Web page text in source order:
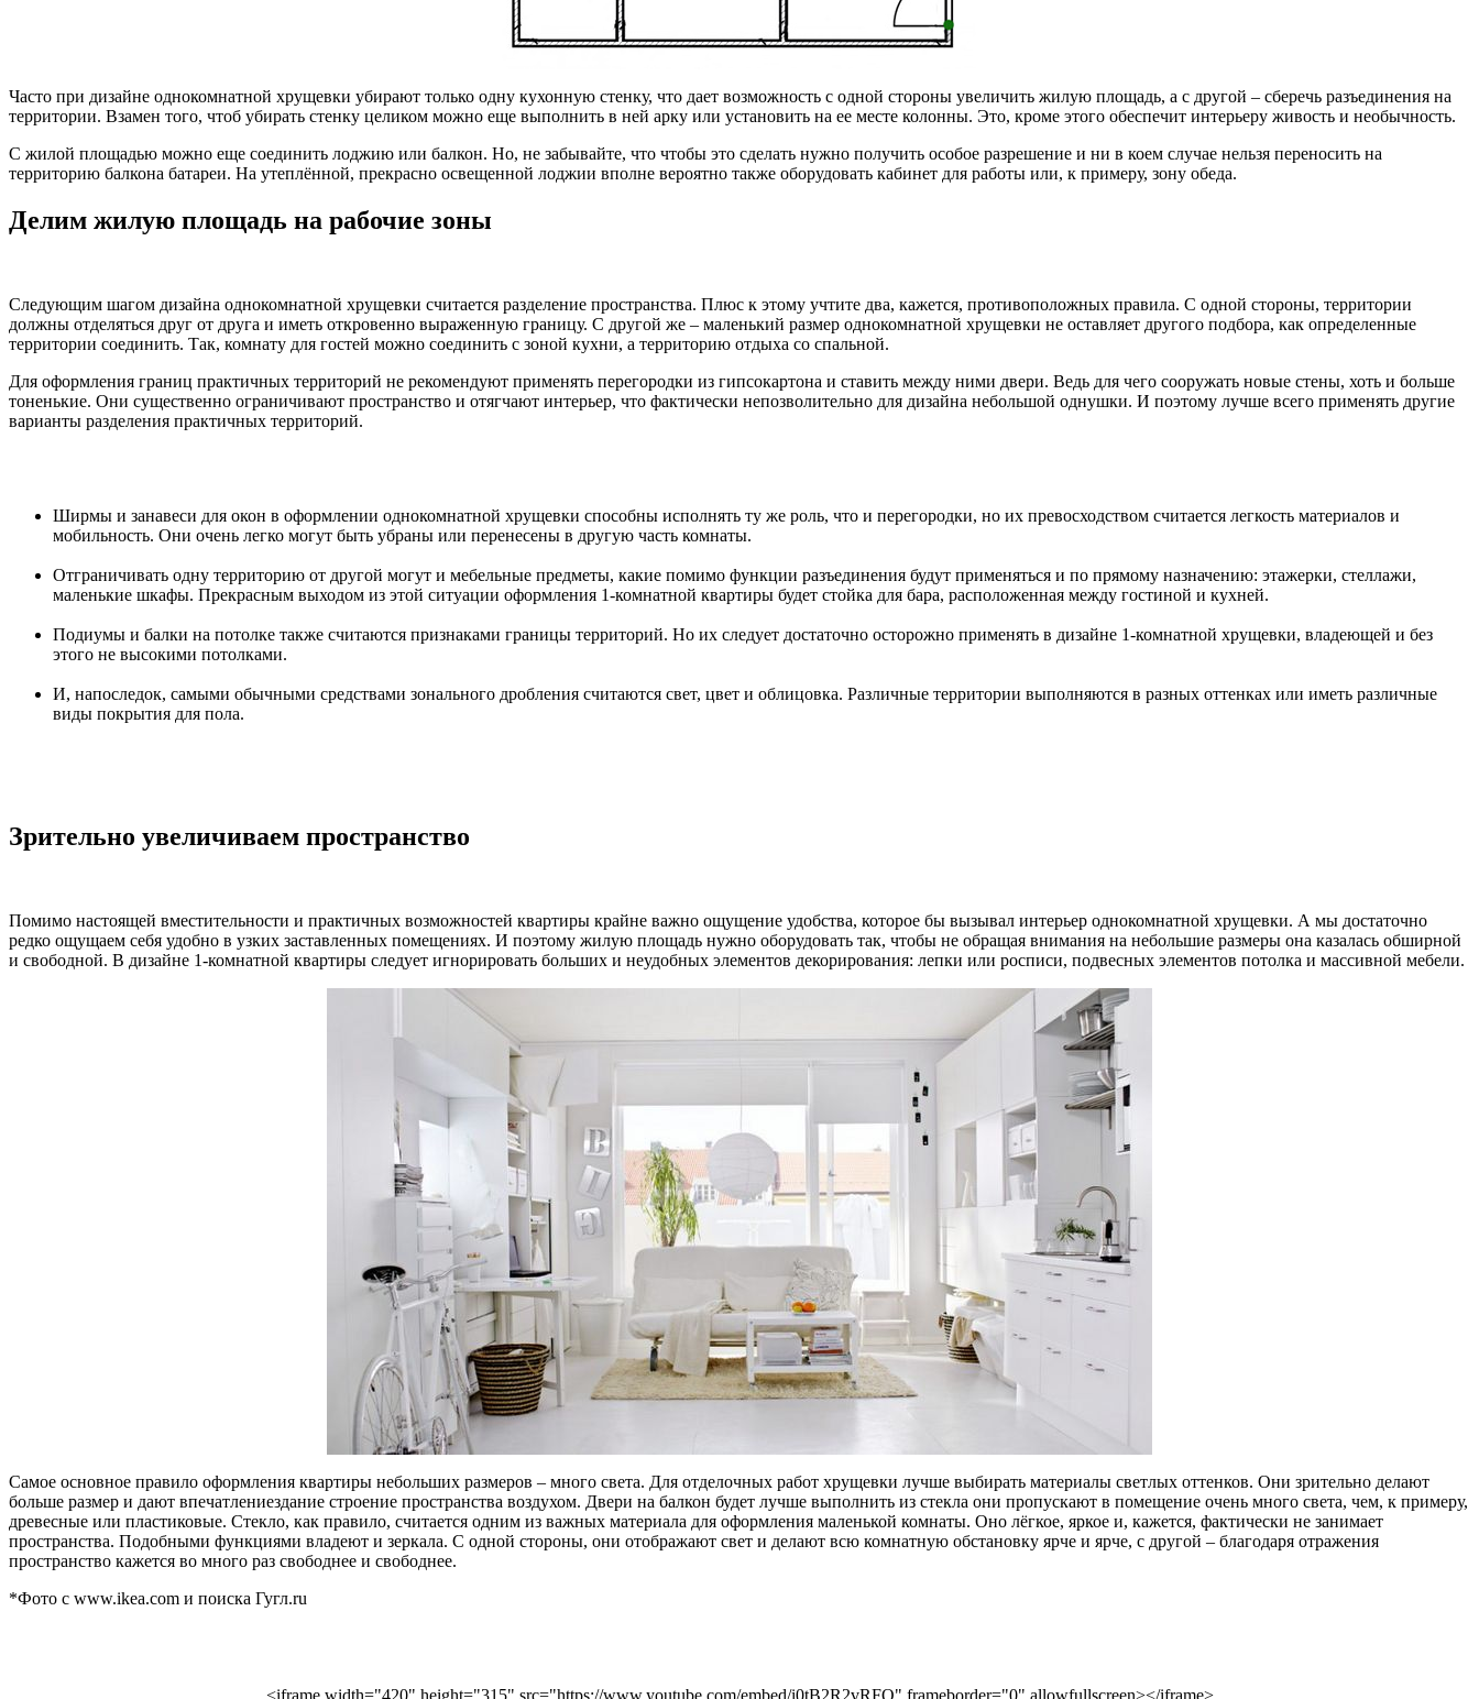
Часто при дизайне однокомнатной хрущевки убирают только одну кухонную стенку, что дает возможность с одной стороны увеличить жилую площадь, а с другой – сберечь разъединения на
территории. Взамен того, чтоб убирать стенку целиком можно еще выполнить в ней арку или установить на ее месте колонны. Это, кроме этого обеспечит интерьеру живость и необычность.
С жилой площадью можно еще соединить лоджию или балкон. Но, не забывайте, что чтобы это сделать нужно получить особое разрешение и ни в коем случае нельзя переносить на
территорию балкона батареи. На утеплённой, прекрасно освещенной лоджии вполне вероятно также оборудовать кабинет для работы или, к примеру, зону обеда.
Делим жилую площадь на рабочие зоны
Следующим шагом дизайна однокомнатной хрущевки считается разделение пространства. Плюс к этому учтите два, кажется, противоположных правила. С одной стороны, территории
должны отделяться друг от друга и иметь откровенно выраженную границу. С другой же – маленький размер однокомнатной хрущевки не оставляет другого подбора, как определенные
территории соединить. Так, комнату для гостей можно соединить с зоной кухни, а территорию отдыха со спальной.
Для оформления границ практичных территорий не рекомендуют применять перегородки из гипсокартона и ставить между ними двери. Ведь для чего сооружать новые стены, хоть и больше
тоненькие. Они существенно ограничивают пространство и отягчают интерьер, что фактически непозволительно для дизайна небольшой однушки. И поэтому лучше всего применять другие
варианты разделения практичных территорий.
Ширмы и занавеси для окон в оформлении однокомнатной хрущевки способны исполнять ту же роль, что и перегородки, но их превосходством считается легкость материалов и
мобильность. Они очень легко могут быть убраны или перенесены в другую часть комнаты.
Отграничивать одну территорию от другой могут и мебельные предметы, какие помимо функции разъединения будут применяться и по прямому назначению: этажерки, стеллажи,
маленькие шкафы. Прекрасным выходом из этой ситуации оформления 1-комнатной квартиры будет стойка для бара, расположенная между гостиной и кухней.
Подиумы и балки на потолке также считаются признаками границы территорий. Но их следует достаточно осторожно применять в дизайне 1-комнатной хрущевки, владеющей и без
этого не высокими потолками.
И, напоследок, самыми обычными средствами зонального дробления считаются свет, цвет и облицовка. Различные территории выполняются в разных оттенках или иметь различные
виды покрытия для пола.
Зрительно увеличиваем пространство
Помимо настоящей вместительности и практичных возможностей квартиры крайне важно ощущение удобства, которое бы вызывал интерьер однокомнатной хрущевки. А мы достаточно
редко ощущаем себя удобно в узких заставленных помещениях. И поэтому жилую площадь нужно оборудовать так, чтобы не обращая внимания на небольшие размеры она казалась обширной
и свободной. В дизайне 1-комнатной квартиры следует игнорировать больших и неудобных элементов декорирования: лепки или росписи, подвесных элементов потолка и массивной мебели.
Самое основное правило оформления квартиры небольших размеров – много света. Для отделочных работ хрущевки лучше выбирать материалы светлых оттенков. Они зрительно делают
больше размер и дают впечатлениездание строение пространства воздухом. Двери на балкон будет лучше выполнить из стекла они пропускают в помещение очень много света, чем, к примеру,
древесные или пластиковые. Стекло, как правило, считается одним из важных материала для оформления маленькой комнаты. Оно лёгкое, яркое и, кажется, фактически не занимает
пространства. Подобными функциями владеют и зеркала. С одной стороны, они отображают свет и делают всю комнатную обстановку ярче и ярче, с другой – благодаря отражения
пространство кажется во много раз свободнее и свободнее.
*Фото с www.ikea.com и поиска Гугл.ru